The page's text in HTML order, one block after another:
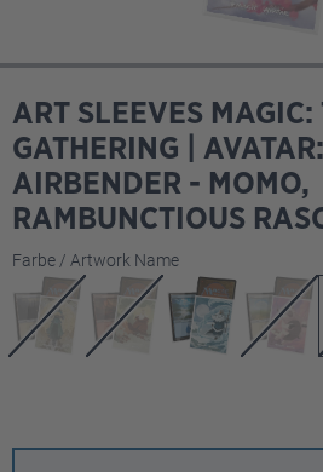
ART SLEEVES MAGIC:
GATHERING |
AIRBENDER - MOMO,
RAMBUNCTIOUS
Farbe / Artwork Nameauswählen